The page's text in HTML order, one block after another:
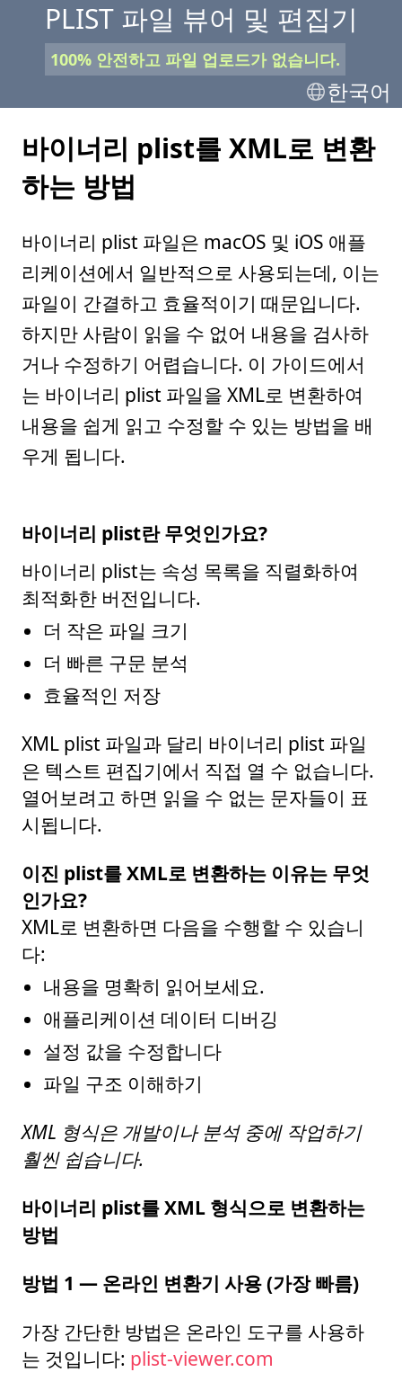
PLIST 파일 뷰어 및 편집기
100% 안전하고 파일 업로드가 없습니다.
한국어
바이너리 plist를 XML로 변환
하는 방법
바이너리 plist 파일은 macOS 및 iOS 애플
리케이션에서 일반적으로 사용되는데, 이는
파일이 간결하고 효율적이기 때문입니다.
하지만 사람이 읽을 수 없어 내용을 검사하
거나 수정하기 어렵습니다. 이 가이드에서
는 바이너리 plist 파일을 XML로 변환하여
내용을 쉽게 읽고 수정할 수 있는 방법을 배
우게 됩니다.
바이너리 plist란 무엇인가요?
바이너리 plist는 속성 목록을 직렬화하여
최적화한 버전입니다.
더 작은 파일 크기
더 빠른 구문 분석
효율적인 저장
XML plist 파일과 달리 바이너리 plist 파일
은 텍스트 편집기에서 직접 열 수 없습니다.
열어보려고 하면 읽을 수 없는 문자들이 표
시됩니다.
이진 plist를 XML로 변환하는 이유는 무엇
인가요?
XML로 변환하면 다음을 수행할 수 있습니
다:
내용을 명확히 읽어보세요.
애플리케이션 데이터 디버깅
설정 값을 수정합니다
파일 구조 이해하기
XML 형식은 개발이나 분석 중에 작업하기
훨씬 쉽습니다.
바이너리 plist를 XML 형식으로 변환하는
방법
방법 1 — 온라인 변환기 사용 (가장 빠름)
가장 간단한 방법은 온라인 도구를 사용하
는 것입니다: plist-viewer.com